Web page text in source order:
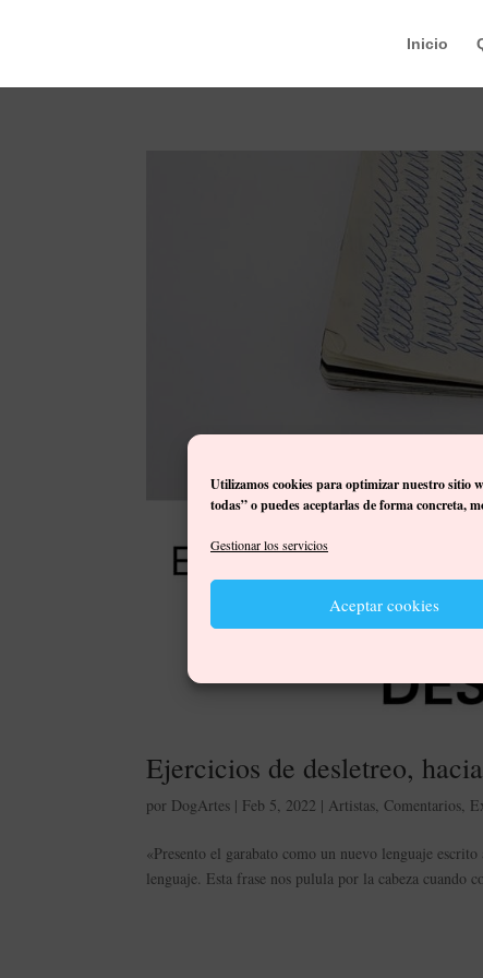
Utilizamos cookies para optimizar nuestro sitio
todas” o puedes aceptarlas de forma concreta,
Gestionar los servicios
Aceptar cookies
Inicio
Ejercicios de desletreo,
por DogArtes | Feb 5, 2022 | Artistas,Comentarios,
«Presento el garabato como un nuevo lenguaje
lenguaje. Esta frase nos pulula por la cabeza cuando